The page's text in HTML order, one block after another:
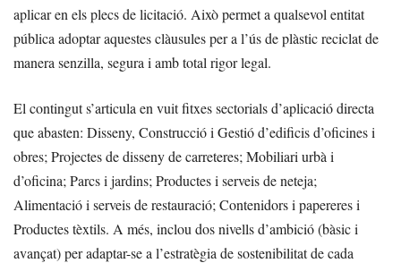
aplicar en els plecs de licitació. Això permet a qualsevol entitat
pública adoptar aquestes clàusules per a l’ús de plàstic reciclat de
manera senzilla, segura i amb total rigor legal.
El contingut s’articula en vuit fitxes sectorials d’aplicació directa
que abasten: Disseny, Construcció i Gestió d’edificis d’oficines i
obres; Projectes de disseny de carreteres; Mobiliari urbà i
d’oficina; Parcs i jardins; Productes i serveis de neteja;
Alimentació i serveis de restauració; Contenidors i papereres i
Productes tèxtils. A més, inclou dos nivells d’ambició (bàsic i
avançat) per adaptar-se a l’estratègia de sostenibilitat de cada